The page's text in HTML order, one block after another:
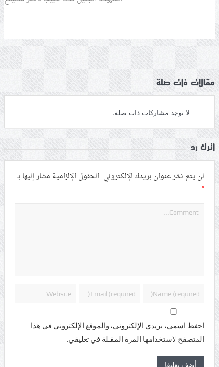
من شعائر عاشوراء.. ولن يساوم على هويّته وقيمه في
مقال: عاشوراء البحرين… ميدان جهاد بالكلمة
مقالات ذات صلة
لا توجد مشاركات ذات صلة.
اترك رد
لن يتم نشر عنوان بريدك الإلكتروني. الحقول الإلزامية مشار إليها بـ
*
احفظ اسمي، بريدي الإلكتروني، والموقع الإلكتروني في هذا
المتصفح لاستخدامها المرة المقبلة في تعليقي.